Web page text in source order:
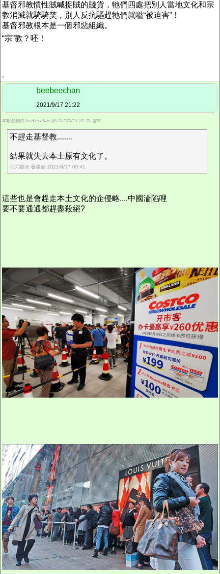
基督邪教慣性賊喊捉賊的賤貨，牠們四處把別人當地文化和宗
教消滅就騎騎笑，別人反抗驅趕牠們就嗌“被迫害”！
基督邪教根本是一個邪惡組織。
“宗”教？呸！
.
beebeechan
2021/9/17 21:22
本帖最後由 beebeechan 於 2021/9/17 21:25 編輯
不趕走基督教........
結果就失去本土原有文化了。
抽刀斷水 發表於 2021/9/17 00:41
這些也是會趕走本土文化的企侵略....中國淪陷哩
要不要通通都趕盡殺絕?